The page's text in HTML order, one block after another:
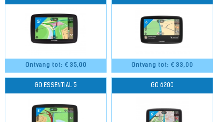
Ontvang tot: € 35,00 Ontvang tot: € 33,00
GO ESSENTIAL 5 GO 6200